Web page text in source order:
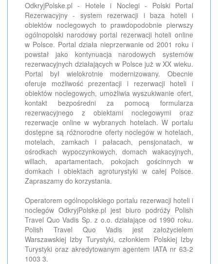
OdkryjPolske.pl - Hotele i Noclegi - Polski Portal
Rezerwacyjny - system rezerwacji i baza hoteli i
obiektów noclegowych to prawdopodobnie pierwszy
ogólnopolski narodowy portal rezerwacji hoteli online
w Polsce. Portal działa nieprzerwanie od 2001 roku i
powstał jako kontynuacja narodowych systemów
rezerwacyjnych działających w Polsce już w XX wieku.
Portal był wielokrotnie modernizowany. Obecnie
oferuje możliwość prezentacji i rezerwacji hoteli i
obiektów noclegowych, umożliwia wyszukiwanie ofert,
kontakt bezpośredni za pomocą formularza
rezerwacyjnego z obiektami noclegowymi oraz
rezerwacje online w wybranych hotelach. W portalu
dostępne są różnorodne oferty noclegów w hotelach,
motelach, zamkach i pałacach, pensjonatach, w
ośrodkach wypoczynkowych, domach wakacyjnych,
willach, apartamentach, pokojach gościnnych w
domkach i obiektach agroturystyki w całej Polsce.
Zapraszamy do korzystania.
Operatorem ogólnopolskiego portalu rezerwacji hoteli i
noclegów OdkryjPolske.pl jest biuro podróży Polish
Travel Quo Vadis Sp. z o.o. działające od 1990 roku.
Polish Travel Quo Vadis jest założycielem
Warszawskiej Izby Turystyki, członkiem Polskiej Izby
Turystyki oraz akredytowanym agentem IATA nr 63-2
1003 3.